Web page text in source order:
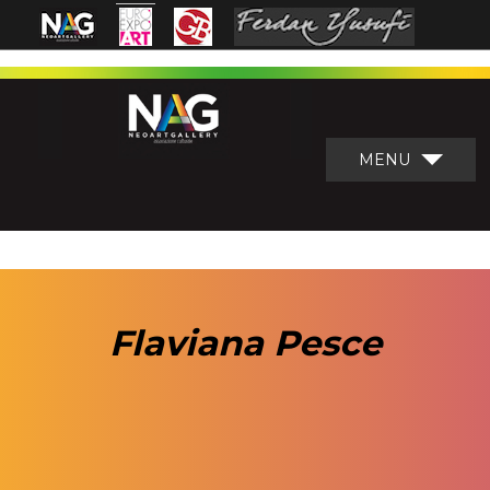
MENU
Flaviana Pesce